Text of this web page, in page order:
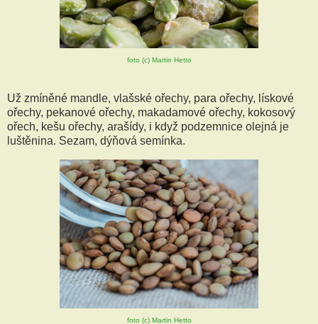
foto (c) Martin Hetto
Už zmíněné mandle, vlašské ořechy, para ořechy, lískové
ořechy, pekanové ořechy, makadamové ořechy, kokosový
ořech, kešu ořechy, arašídy, i když podzemnice olejná je
luštěnina. Sezam, dýňová semínka.
foto (c) Martin Hetto